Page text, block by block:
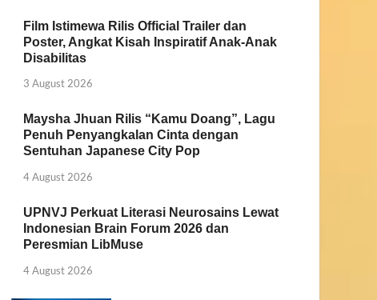
Film Istimewa Rilis Official Trailer dan
Poster, Angkat Kisah Inspiratif Anak-Anak
Disabilitas
3 August 2026
Maysha Jhuan Rilis “Kamu Doang”, Lagu
Penuh Penyangkalan Cinta dengan
Sentuhan Japanese City Pop
4 August 2026
UPNVJ Perkuat Literasi Neurosains Lewat
Indonesian Brain Forum 2026 dan
Peresmian LibMuse
4 August 2026